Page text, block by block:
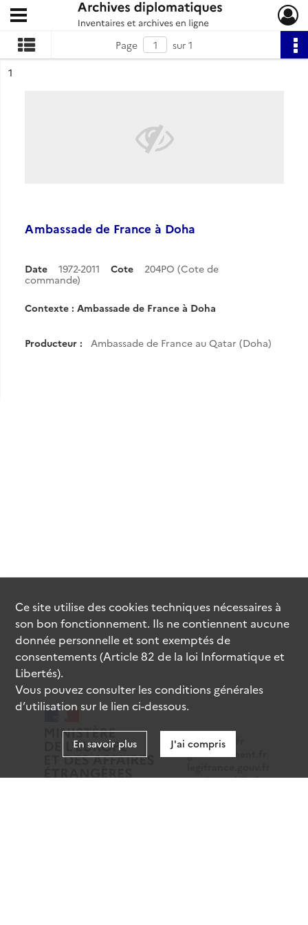
Archives diplomatiques
Ouvrir le menu déroulant
Page
sur 1
n°
1
Ambassade de France à Doha
Date 1972-2011 Cote
204PO (Cote de
commande)
Contexte : Ambassade de France à Doha
Producteur : Ambassade de France au Qatar (Doha)
data.gouv.fr
gouvernement.fr
service-public.fr
Ce site utilise descookiestechniques nécessaires à
son bon fonctionnement. Ils ne contiennent aucune
donnée personnelle et sont exemptés de
consentements (Article 82 de la loi Informatique et
Libertés).
Vous pouvez consulter les conditions générales
d’utilisation sur le lien ci-dessous.
En savoir plus J'ai compris